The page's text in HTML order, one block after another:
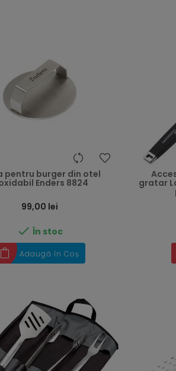
pentru burger din otel
Enders 8824
99,00 lei
 În stoc
Adaugă în Coș
gratar